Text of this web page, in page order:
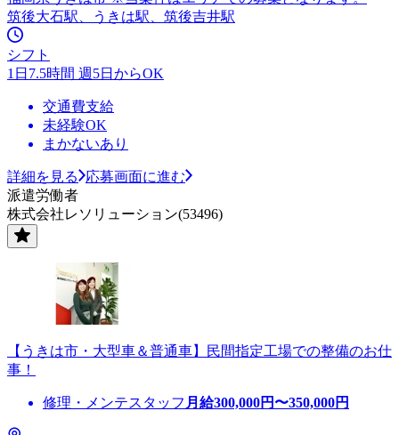
筑後大石駅、うきは駅、筑後吉井駅
シフト
1日7.5時間 週5日からOK
交通費支給
未経験OK
まかないあり
詳細を見る
応募画面に進む
派遣労働者
株式会社レソリューション(53496)
【うきは市・大型車＆普通車】民間指定工場での整備のお仕
事！
修理・メンテスタッフ 月給300,000円〜350,000円